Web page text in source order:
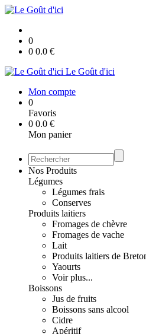
0
0 0.0 €
Le Goût d'ici
Mon compte
0
Favoris
0 0.0 €
Mon panier
Nos Produits
Légumes
Légumes frais
Conserves
Produits laitiers
Fromages de chèvre
Fromages de vache
Lait
Produits laitiers de
Yaourts
Voir plus...
Boissons
Jus de fruits
Boissons sans alcool
Cidre
Apéritif